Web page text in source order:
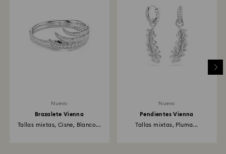
Nuevo
Brazalete Vienna
Tallas mixtas, Cisne, Blanco...
Nuevo
Pendientes Vienna
Tallas mixtas, Pluma...